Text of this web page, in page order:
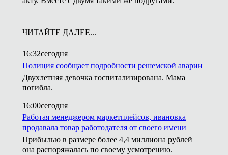
ЧИТАЙТЕ ДАЛЕЕ...
16:32сегодня
Полиция сообщает подробности решемской аварии
Двухлетняя девочка госпитализирована. Мама
погибла.
16:00сегодня
Работая менеджером маркетплейсов, ивановка
продавала товар работодателя от своего имени
Прибылью в размере более 4,4 миллиона рублей
она распоряжалась по своему усмотрению.